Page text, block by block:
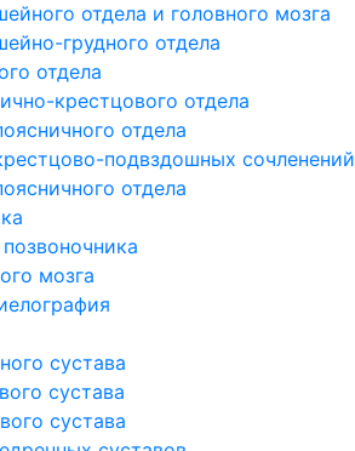
отдела и головного мозга
грудного отдела
отдела
крестцового отдела
отдела
подвздошных сочленений
отдела
мозга
сустава
сустава
сустава